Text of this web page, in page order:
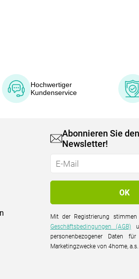
Hochwertiger
Kundenservice
Abonnieren Sie
Newsletter!
Mit der Registrierung
Geschäftsbedingungen (AGB) und der Verarbeitung
personenbezogener Daten
Marketingzwecke von 4home,